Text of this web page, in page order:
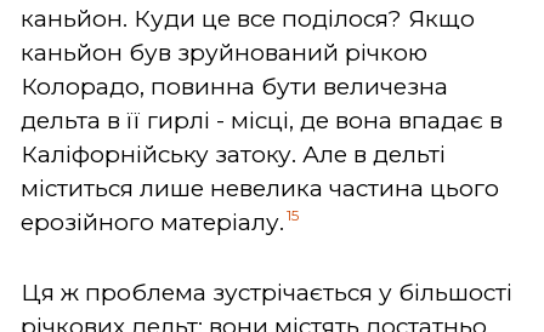
каньйон. Куди це все поділося? Якщо
каньйон був зруйнований річкою
Колорадо, повинна бути величезна
дельта в її гирлі - місці, де вона впадає в
Каліфорнійську затоку. Але в дельті
міститься лише невелика частина цього
ерозійного матеріалу. 15
Ця ж проблема зустрічається у більшості
річкових дельт: вони містять достатньо